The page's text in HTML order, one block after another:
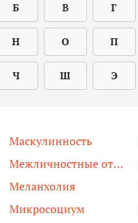
Б В Г
Н О П
Ч Ш Э
Маскулинность
Межличностные отношения
Меланхолия
Микросоциум